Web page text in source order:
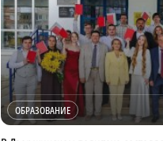
ОБРАЗОВАНИЕ